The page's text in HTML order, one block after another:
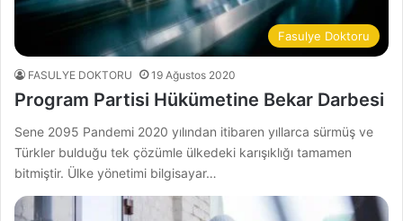
Fasulye Doktoru
FASULYE DOKTORU 19 Ağustos 2020
Program Partisi Hükümetine Bekar Darbesi
Sene 2095 Pandemi 2020 yılından itibaren yıllarca sürmüş ve
Türkler bulduğu tek çözümle ülkedeki karışıklığı tamamen
bitmiştir. Ülke yönetimi bilgisayar…